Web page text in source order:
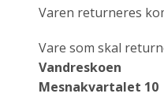
Varen returneres
Vare som skal
Vandreskoen
Mesnakvartalet 10